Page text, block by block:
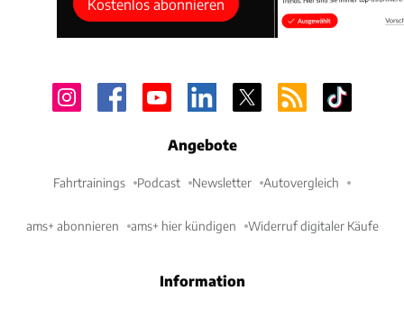
Kostenlos abonnieren
Angebote
Fahrtrainings Podcast Newsletter Autovergleich
ams+ abonnieren ams+ hier kündigen Widerruf digitaler Käufe
Information